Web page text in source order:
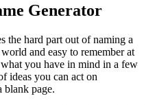
Generator
the hard part out of naming a
and easy to remember at
you have in mind in a few
ideas you can act on
blank page.